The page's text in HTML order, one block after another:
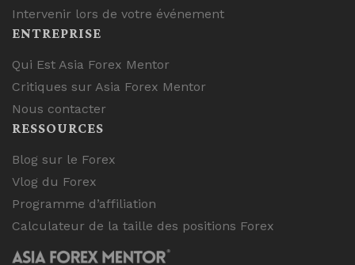
Intervenir lors de votre événement
ENTREPRISE
Qui Est Asia Forex Mentor
Critiques sur Asia Forex Mentor
Nous contacter
RESSOURCES
Blog sur le Forex
Vlog du Forex
Programme d’affiliation
Calculateur de la taille des positions Forex